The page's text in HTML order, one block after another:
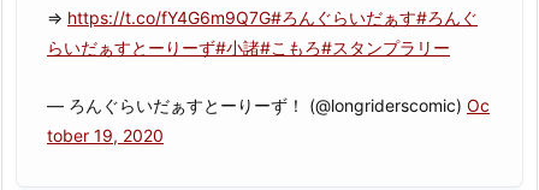
⇒ https://t.co/fY4G6m9Q7G#ろんぐらいだぁす#ろんぐ
らいだぁすとーりーず#小諸#こもろ#スタンプラリー
— ろんぐらいだぁすとーりーず！ (@longriderscomic) Oc
tober 19, 2020